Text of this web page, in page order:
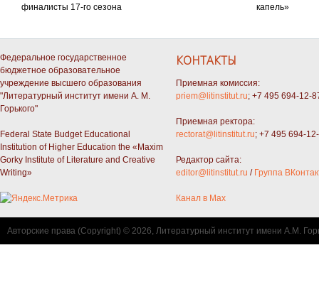
финалисты 17-го сезона
капель»
Федеральное государственное
бюджетное образовательное
учреждение высшего образования
"Литературный институт имени А. М.
Горького"
Federal State Budget Educational
Institution of Higher Education the «Maxim
Gorky Institute of Literature and Creative
Writing»
КОНТАКТЫ
Приемная комиссия:
priem@litinstitut.ru; +7 495 694-12-
Приемная ректора:
rectorat@litinstitut.ru; +7 495 694-
Редактор сайта:
editor@litinstitut.ru / Группа
Канал в Max
Авторские права (Copyright) © 2026, Литературный институт имени А.М.